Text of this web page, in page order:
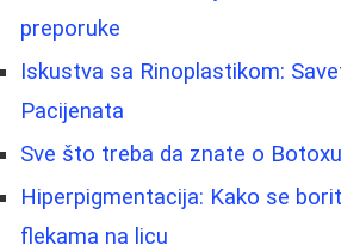
preporuke
Iskustva sa Rinoplastikom:
Pacijenata
Sve što treba da znate o
Hiperpigmentacija: Kako se
flekama na licu